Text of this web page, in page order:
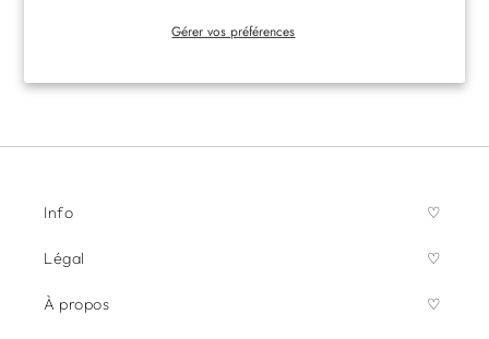
Gérer vos préférences
Info
Légal
À propos